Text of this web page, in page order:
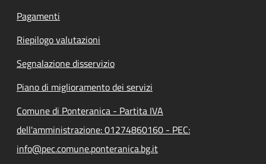
Pagamenti
Riepilogo valutazioni
Segnalazione disservizio
Piano di miglioramento dei servizi
Comune di Ponteranica - Partita IVA
dell'amministrazione: 01274860160 - PEC:
info@pec.comune.ponteranica.bg.it